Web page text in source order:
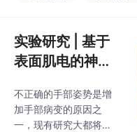
实验研究 | 基于
表面肌电的神经
机交互手势疲劳
研究
不正确的手部姿势是增
加手部病变的原因之
一，现有研究大都将单